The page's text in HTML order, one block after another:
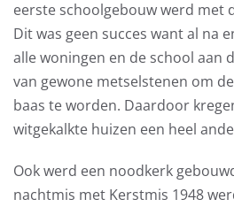
eerste schoolgebouw werd met
Dit was geen succes want al na
alle woningen en de school aan
van gewone metselstenen om
baas te worden. Daardoor
witgekalkte huizen een heel
Ook werd een noodkerk
nachtmis met Kerstmis 1948